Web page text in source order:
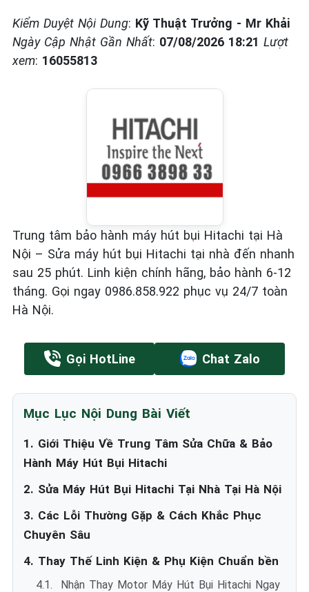
Kiểm Duyệt Nội Dung: Kỹ Thuật Trưởng - Mr Khải
Ngày Cập Nhật Gần Nhất: 07/08/2026 18:21 Lượt
xem: 16055813
Trung tâm bảo hành máy hút bụi Hitachi tại Hà
Nội – Sửa máy hút bụi Hitachi tại nhà đến nhanh
sau 25 phút. Linh kiện chính hãng, bảo hành 6-12
tháng. Gọi ngay 0986.858.922 phục vụ 24/7 toàn
Hà Nội.
Gọi HotLine Chat Zalo
Mục Lục Nội Dung Bài Viết
1. Giới Thiệu Về Trung Tâm Sửa Chữa & Bảo
Hành Máy Hút Bụi Hitachi
2. Sửa Máy Hút Bụi Hitachi Tại Nhà Tại Hà Nội
3. Các Lỗi Thường Gặp & Cách Khắc Phục
Chuyên Sâu
4. Thay Thế Linh Kiện & Phụ Kiện Chuẩn bền
4.1. ️ Nhận Thay Motor Máy Hút Bụi Hitachi Ngay